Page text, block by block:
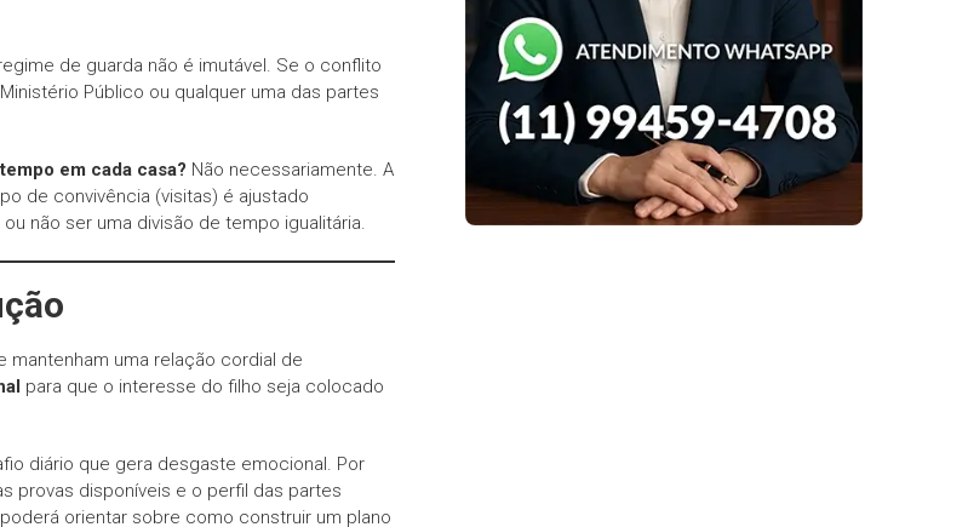
de guarda não é imutável. Se o conflito
Público ou qualquer uma das partes
em cada casa? Não necessariamente. A
de convivência (visitas) é ajustado
não ser uma divisão de tempo igualitária.
mantenham uma relação cordial de
para que o interesse do filho seja colocado
diário que gera desgaste emocional. Por
provas disponíveis e o perfil das partes
orientar sobre como construir um plano